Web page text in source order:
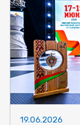
19.06.2026